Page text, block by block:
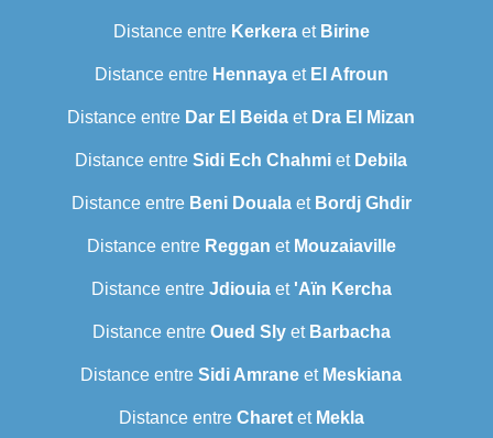
Distance entre Kerkeraet Birine
Distance entre Hennayaet El Afroun
Distance entre Dar El Beida et Dra El Mizan
Distance entre Sidi Ech Chahmi et Debila
Distance entre Beni Doualaet Bordj Ghdir
Distance entre Reggan et Mouzaiaville
Distance entre Jdiouiaet 'Aïn Kercha
Distance entre Oued Slyet Barbacha
Distance entre Sidi Amrane et Meskiana
Distance entre Charetet Mekla